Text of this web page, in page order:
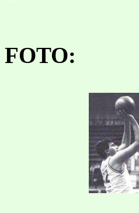
FOTO: